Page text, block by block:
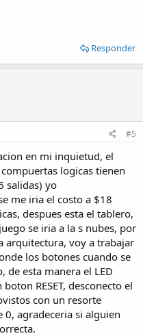
Responder
#5
en mi inquietud, el
logicas tienen
salidas) yo
me iria el costo a $18
despues esta el tablero,
se iria a la s nubes, por
arquitectura, voy a trabajar
los botones cuando se
de esta manera el LED
RESET, desconecto el
con un resorte
agradeceria si alguien